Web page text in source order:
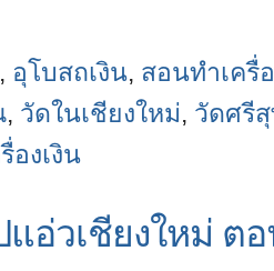
, อุโบสถเงิน, สอนทำเครื่
, วัดในเชียงใหม่, วัดศรี
องเงิน
อ่วเชียงใหม่ ต